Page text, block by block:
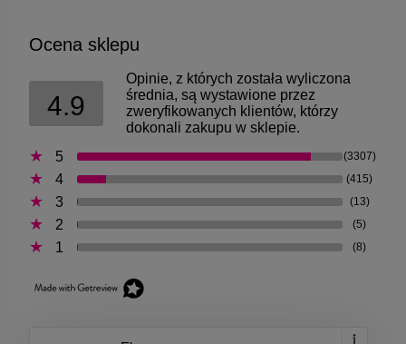
Ocena sklepu
4.9
Opinie, z których została wyliczona
średnia, są wystawione przez
zweryfikowanych klientów, którzy
dokonali zakupu w sklepie.
5
(3307)
4 (415)
3 (13)
2 (5)
1 (8)